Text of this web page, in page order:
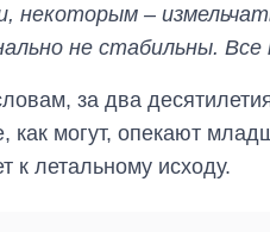
некоторым –
не стабильны.
за два
как могут, опекают
к летальному исходу.